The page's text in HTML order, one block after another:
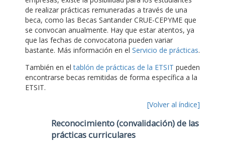
de realizar prácticas remuneradas a través de una
beca, como las Becas Santander CRUE-CEPYME que
se convocan anualmente. Hay que estar atentos, ya
que las fechas de convocatoria pueden variar
bastante. Más información en el Servicio de prácticas.
También en eltablón de prácticas de la ETSIT pueden
encontrarse becas remitidas de forma específica a la
ETSIT.
[Volver al índice]
Reconocimiento (convalidación) de las
prácticas curriculares